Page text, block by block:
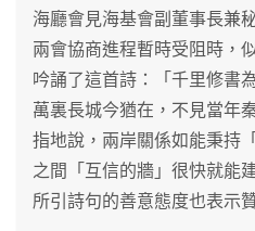
海廳會見海基會副董事長兼
兩會協商進程暫時受阻時，
吟誦了這首詩：「千里修書
萬裏長城今猶在，不見當年
指地說，兩岸關係如能秉持
之間「互信的牆」很快就能
所引詩句的善意態度也表示